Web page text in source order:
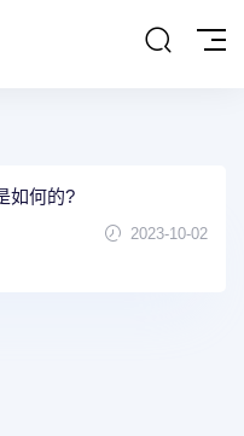
如何的?
2023-10-02